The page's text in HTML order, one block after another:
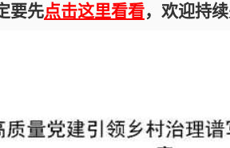
要先点击这里看看，欢迎持